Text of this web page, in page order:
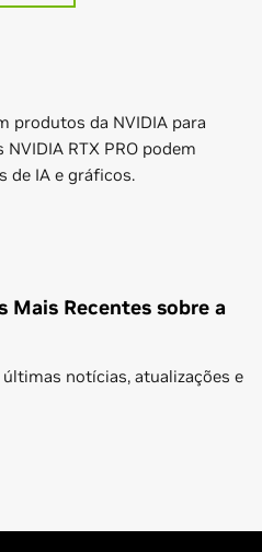
produtos da NVIDIA para
RTX PRO podem
de IA e gráficos.
Mais Recentes sobre a
notícias, atualizações e